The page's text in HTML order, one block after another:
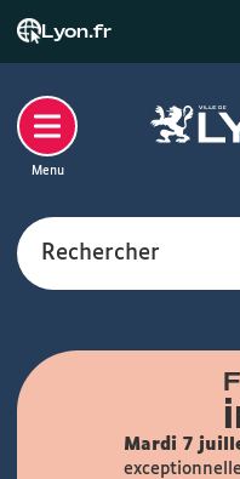
Lyon.fr
Rechercher
Menu
Mardi 7